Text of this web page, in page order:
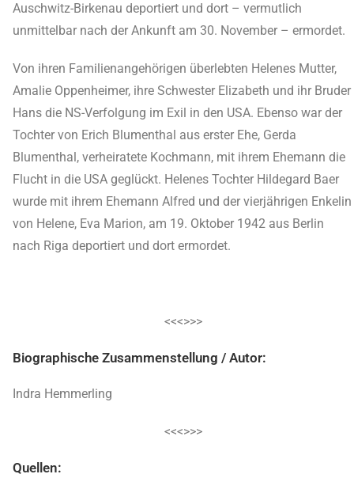
Auschwitz-Birkenau deportiert und dort – vermutlich
unmittelbar nach der Ankunft am 30. November – ermordet.
Von ihren Familienangehörigen überlebten Helenes Mutter,
Amalie Oppenheimer, ihre Schwester Elizabeth und ihr Bruder
Hans die NS-Verfolgung im Exil in den USA. Ebenso war der
Tochter von Erich Blumenthal aus erster Ehe, Gerda
Blumenthal, verheiratete Kochmann, mit ihrem Ehemann die
Flucht in die USA geglückt. Helenes Tochter Hildegard Baer
wurde mit ihrem Ehemann Alfred und der vierjährigen Enkelin
von Helene, Eva Marion, am 19. Oktober 1942 aus Berlin
nach Riga deportiert und dort ermordet.
<<<>>>
Biographische Zusammenstellung / Autor:
Indra Hemmerling
<<<>>>
Quellen: